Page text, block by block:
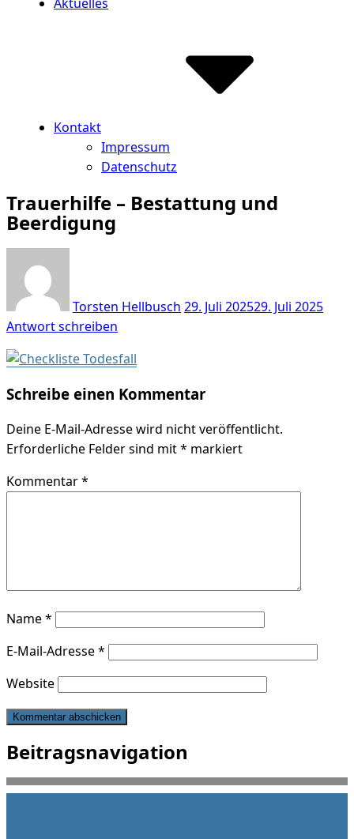
Kontakt
Impressum
Datenschutz
Trauerhilfe – Bestattung und
Beerdigung
Torsten Hellbusch 29. Juli 202529. Juli 2025
Antwort schreiben
Schreibe einen Kommentar
Deine E-Mail-Adresse wird nicht veröffentlicht.
Erforderliche Felder sind mit* markiert
Kommentar*
Name*
E-Mail-Adresse*
Website
Beitragsnavigation